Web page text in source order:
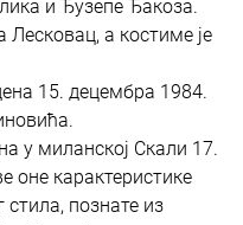
и Ђузепе Ђакоза.
Лесковац, а костиме је
15. децембра 1984.
у миланској Скали 17.
оне карактеристике
познате из